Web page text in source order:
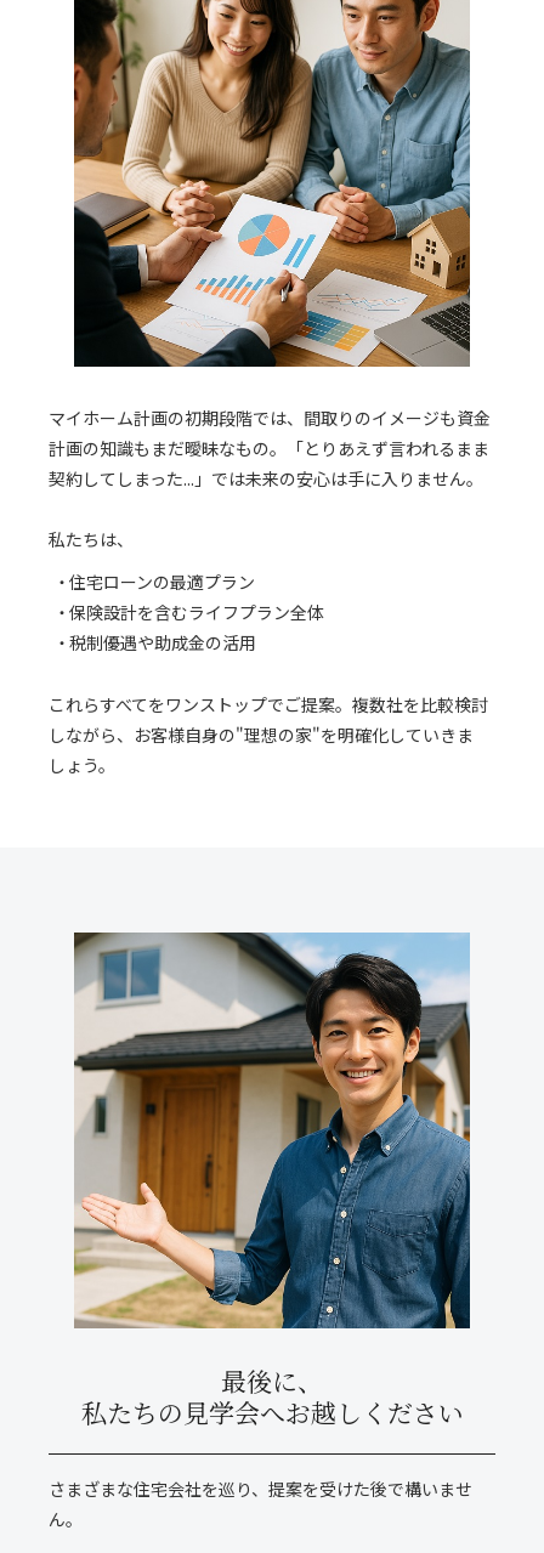
マイホーム計画の初期段階では、間取りのイメージも資金
計画の知識もまだ曖昧なもの。「とりあえず言われるまま
契約してしまった...」では未来の安心は手に入りません。
私たちは、
住宅ローンの最適プラン
保険設計を含むライフプラン全体
税制優遇や助成金の活用
これらすべてをワンストップでご提案。複数社を比較検討
しながら、お客様自身の"理想の家"を明確化していきま
しょう。
最後に、
私たちの見学会へお越しください
さまざまな住宅会社を巡り、提案を受けた後で構いませ
ん。